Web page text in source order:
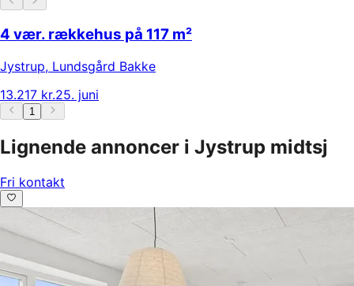
4 vær. rækkehus på 117 m²
Jystrup, Lundsgård Bakke
13.217 kr.25. juni
1
Lignende annoncer i Jystrup midtsj
Fri kontakt